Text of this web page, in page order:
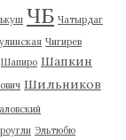
ЧБ Чатырдаг
Чигирев
Шапиро Шапкин
Шильников
Эльтюбю